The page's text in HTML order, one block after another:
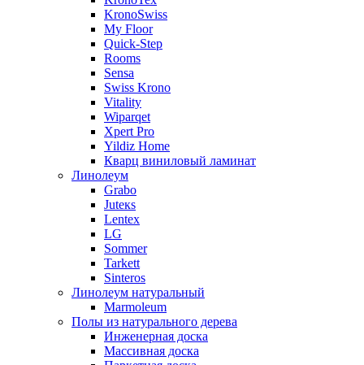
KronoSwiss
My Floor
Quick-Step
Rooms
Sensa
Swiss Krono
Vitality
Wiparqet
Xpert Pro
Yildiz Home
Кварц виниловый ламинат
Линолеум
Grabo
Juteкs
Lentex
LG
Sommer
Tarkett
Sinteros
Линолеум натуральный
Marmoleum
Полы из натурального дерева
Инженерная доска
Массивная доска